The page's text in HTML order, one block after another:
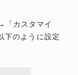
「カスタマイ
下のように設定